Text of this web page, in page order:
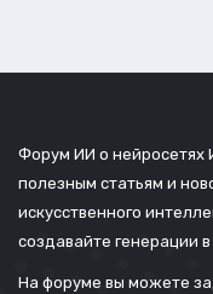
Форум ИИ о нейросетях
полезным статьям и
искусственного
создавайте генерации
На форуме вы можете